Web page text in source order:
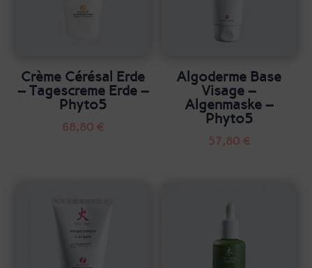
Crème Cérésal Erde
– Tagescreme Erde –
Phyto5
68,80 €
Algoderme Base
Visage –
Algenmaske –
Phyto5
57,80 €